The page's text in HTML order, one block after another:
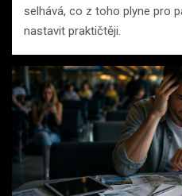
selhává, co z toho plyne pro
nastavit praktičtěji.